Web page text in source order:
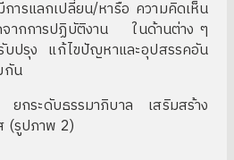
กเปลี่ยน/หารือ ความคิดเห็น
จากการปฏิบัติงาน ในด้านต่าง ๆ
บปรุง แก้ไขปัญหาและอุปสรรคอัน
กัน